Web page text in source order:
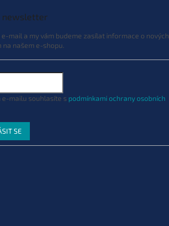
newsletter
mail a my vám budeme zasílat informace o nových
na našem e-shopu.
e-mailu souhlasíte s podmínkami ochrany osobních
SE